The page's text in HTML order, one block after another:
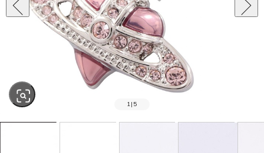
1 | 5